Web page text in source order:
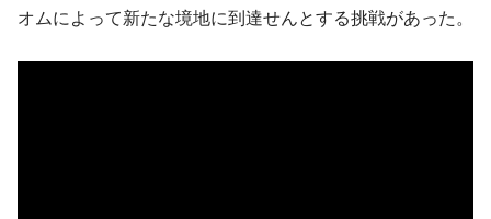
オムによって新たな境地に到達せんとする挑戦があった。